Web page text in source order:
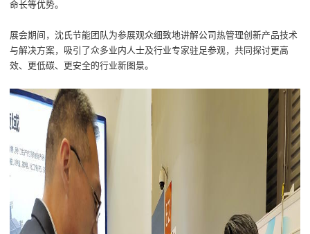
命长等优势。
展会期间，沈氏节能团队为参展观众细致地讲解公司热管理创新产品技术
与解决方案，吸引了众多业内人士及行业专家驻足参观，共同探讨更高
效、更低碳、更安全的行业新图景。